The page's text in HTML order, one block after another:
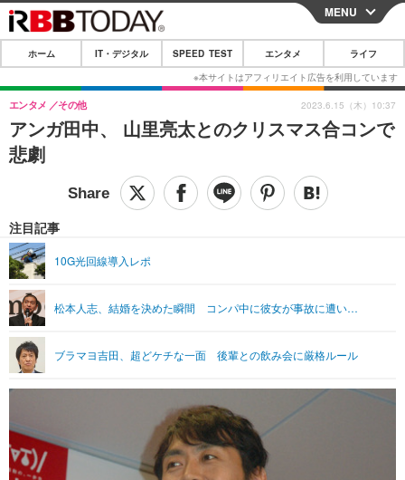
CLOSE
ホーム
IT・デジタル
IT・デジタルTOP スマートフォン
ショッピング その他
SPEED TEST
エンタメTOP 映画・ドラマ
グラビア ブログ
ショッピング その他
ライフTOP
リリース一覧
プッシュ通知の停止方法
MENU
ホーム IT・デジタル SPEED TEST エンタメ ライフ
アンガ田中、 山里亮太とのクリスマス合コンで
悲劇
エンタメ その他
注目記事
10G光回線導入レポ
松本人志、結婚を決めた瞬間 コンパ中に彼女が事故に遭い…
ブラマヨ吉田、超どケチな一面 後輩との飲み会に厳格ルール
2023.6.15（木）10:37